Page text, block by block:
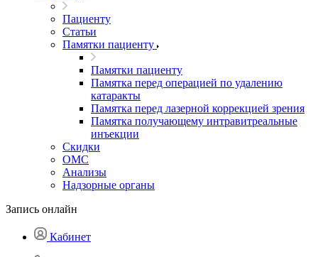
Пациенту
Статьи
Памятки пациенту
Памятки пациенту
Памятка перед операцией по удалению
катаракты
Памятка перед лазерной коррекцией зрения
Памятка получающему интравитреальные
инъекции
Скидки
ОМС
Анализы
Надзорные органы
Запись онлайн
Кабинет